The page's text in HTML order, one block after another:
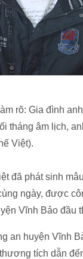
rõ: Gia đình
tháng âm lịch,
Việt).
đã phát sinh
ngày, được
Vĩnh Bảo đầu
an huyện Vĩnh
tích dẫn